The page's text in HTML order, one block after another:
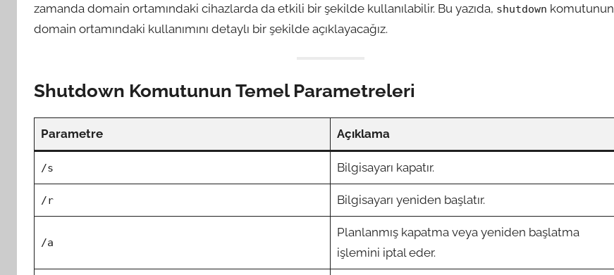
zamanda domain ortamındaki cihazlarda da etkili bir şekilde kullanılabilir. Bu yazıda, shutdown komutunun
domain ortamındaki kullanımını detaylı bir şekilde açıklayacağız.
Shutdown Komutunun Temel Parametreleri
Parametre Açıklama
/s Bilgisayarı kapatır.
/r Bilgisayarı yeniden başlatır.
/a
Planlanmış kapatma veya yeniden başlatma
işlemini iptal eder.